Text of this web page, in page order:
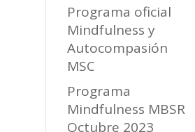
Programa oficial
Mindfulness y
Autocompasión
MSC
Programa
Mindfulness MBSR
Octubre 2023